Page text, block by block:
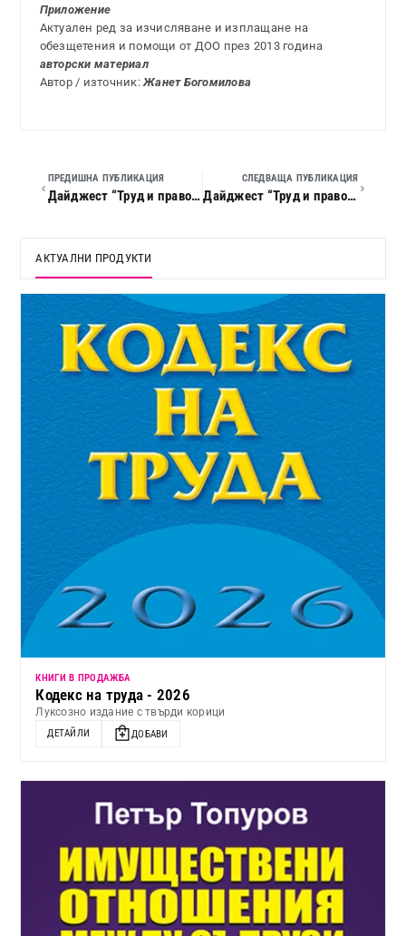
Приложение
Актуален ред за изчисляване и изплащане на
обезщетения и помощи от ДОО през 2013 година
авторски материал
Автор / източник:Жанет Богомилова
ПРЕДИШНА ПУБЛИКАЦИЯ
Дайджест “Труд и право”, 2013 г., кн. 03
СЛЕДВАЩА ПУБЛИКАЦИЯ
Дайджест “Труд и право”, 2013 г., кн. 05
АКТУАЛНИ ПРОДУКТИ
КНИГИ В ПРОДАЖБА
Кодекс на труда - 2026
Луксозно издание с твърди корици
ДЕТАЙЛИ ДОБАВИ